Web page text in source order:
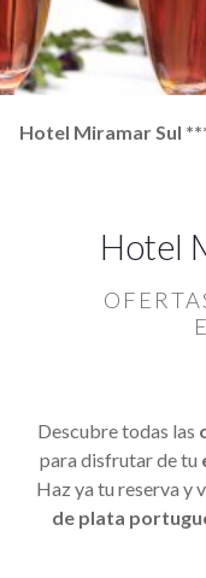
Hotel Miramar Sul
Hotel
Descubre todas las
para disfrutar de tu
Haz ya tu reserva y
de plata